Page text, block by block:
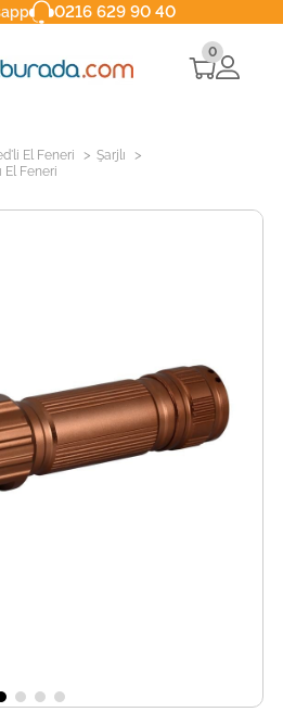
0216 629 90 40
0
El Feneri > Şarjlı >
El Feneri